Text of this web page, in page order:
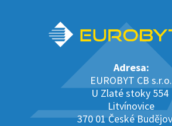
Adresa:
EUROBYT CB s.r.o.
U Zlaté stoky 554
Litvínovice
370 01 České